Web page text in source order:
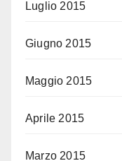
Luglio 2015
Giugno 2015
Maggio 2015
Aprile 2015
Marzo 2015